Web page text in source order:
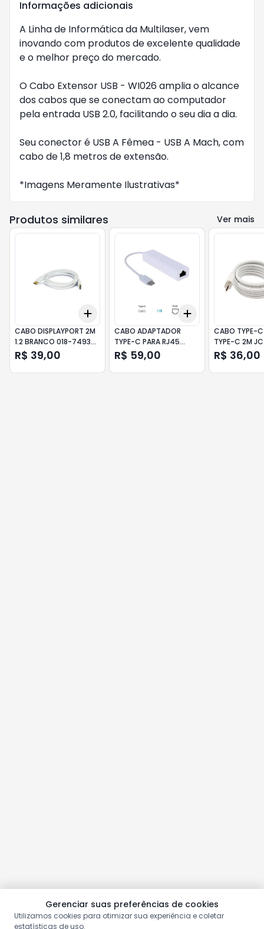
Gerenciar suas preferências de cookies
Utilizamos cookies para otimizar sua experiência e coletar
estatísticas de uso.
Informações adicionais
A Linha de Informática da Multilaser, vem
inovando com produtos de excelente qualidade
e o melhor preço do mercado.
O Cabo Extensor USB - WI026 amplia o alcance
dos cabos que se conectam ao computador
pela entrada USB 2.0, facilitando o seu dia a dia.
Seu conector é USB A Fêmea - USB A Mach, com
cabo de 1,8 metros de extensão.
*Imagens Meramente Ilustrativas*
Produtos similares Ver mais
+10
Add
CABO DISPLAYPORT 2M
1.2 BRANCO 018-7493
CHIPSCE
R$ 39,00
Add
CABO ADAPTADOR
TYPE-C PARA RJ45
10/100/MBPS JC-TYC-
R01-F3
R$ 59,00
CABO TYPE-C
TYPE-C 2M
F3
R$ 36,00